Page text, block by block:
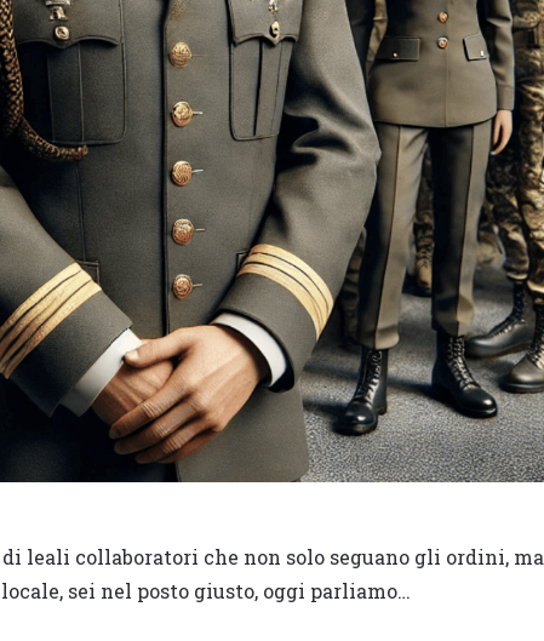
leali collaboratori che non solo seguano gli ordini, ma
sei nel posto giusto, oggi parliamo…